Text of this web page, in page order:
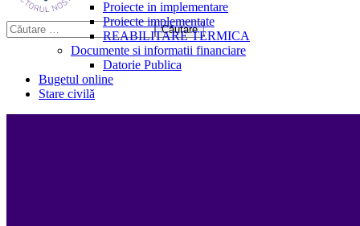
Proiecte in implementare
Proiecte implementate
REABILITARE TERMICA
Documente si informatii financiare
Datorie Publica
Bugetul online
Stare civilă